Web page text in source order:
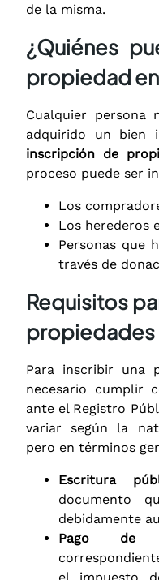
de la misma.
¿Quiénes
propiedad
Cualquier persona
adquirido un bien
inscripción de
proceso puede ser
Los
Los herederos
Personas que
través de
Requisitos
propiedades
Para inscribir una
necesario cumplir
ante el Registro
variar según la
pero en términos
Escritura
documento
debidamente
Pago de